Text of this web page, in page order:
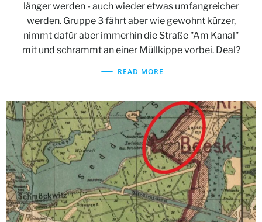
länger werden - auch wieder etwas umfangreicher
werden. Gruppe 3 fährt aber wie gewohnt kürzer,
nimmt dafür aber immerhin die Straße "Am Kanal"
mit und schrammt an einer Müllkippe vorbei. Deal?
READ MORE